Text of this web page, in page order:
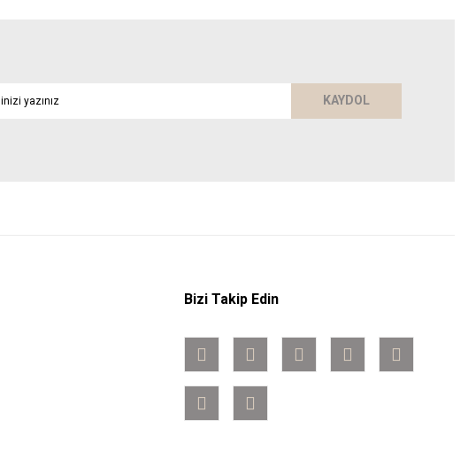
KAYDOL
Bizi Takip Edin